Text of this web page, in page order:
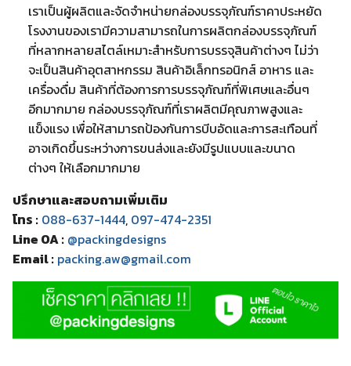
เราเป็นผู้ผลิตและจัดจำหน่ายกล่องบรรจุภัณฑ์ราคาประหยัด
โรงงานของเรามีความสามารถในการผลิตกล่องบรรจุภัณฑ์
ที่หลากหลายสไตล์เหมาะสำหรับการบรรจุสินค้าต่างๆ ไม่ว่า
จะเป็นสินค้าอุตสาหกรรม สินค้าอิเล็กทรอนิกส์ อาหาร และ
เครื่องดื่ม สินค้าที่ต้องการการบรรจุภัณฑ์ที่พิเศษและอื่นๆ
อีกมากมาย กล่องบรรจุภัณฑ์ที่เราผลิตมีคุณภาพสูงและ
แข็งแรง เพื่อให้สามารถป้องกันการบีบอัดและการสะเทือนที่
อาจเกิดขึ้นระหว่างการขนส่งและยังมีรูปแบบและขนาด
ต่างๆ ให้เลือกมากมาย
ปรึกษาและสอบถามเพิ่มเติม
โทร : 088-637-1444, 097-474-2351
Line OA : @packingdesigns
Email : packing.aw@gmail.com